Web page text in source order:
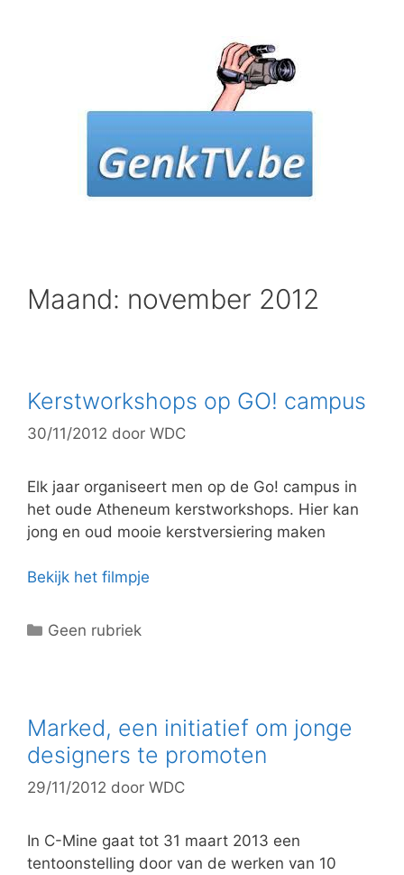
Maand: november 2012
Kerstworkshops op GO! campus
30/11/2012 door WDC
Elk jaar organiseert men op de Go! campus in
het oude Atheneum kerstworkshops. Hier kan
jong en oud mooie kerstversiering maken
Bekijk het filmpje
C
g
r
i
ë
n
Geen rubriek
Marked, een initiatief om jonge
designers te promoten
29/11/2012 door WDC
In C-Mine gaat tot 31 maart 2013 een
tentoonstelling door van de werken van 10